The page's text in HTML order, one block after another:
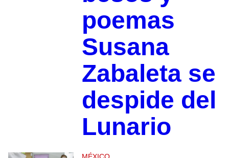
poemas
Susana
Zabaleta se
despide del
Lunario
MÉXICO